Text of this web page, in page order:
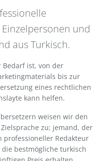
und
aus Turkisch.
Bedarf ist, von der
bis zur
eines rechtlichen
kann helfen.
weisen wir den
zu; jemand, der
professioneller Redakteur
bestmögliche turkisch